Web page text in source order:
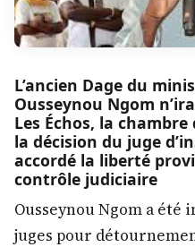
L’ancien Dage du
Ousseynou Ngom
Les Échos, la
la décision du juge
accordé la liberté
contrôle judiciaire
Ousseynou Ngom a été
juges pour